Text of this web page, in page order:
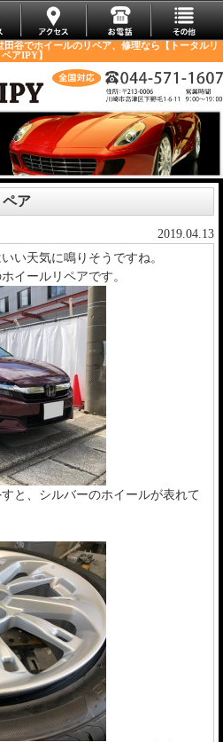
谷でホイールのリペア、修理なら【トータルリ
ペアIPY】
ア
2019.04.13
い天気に鳴りそうですね。
イールリペアです。
と、シルバーのホイールが表れて